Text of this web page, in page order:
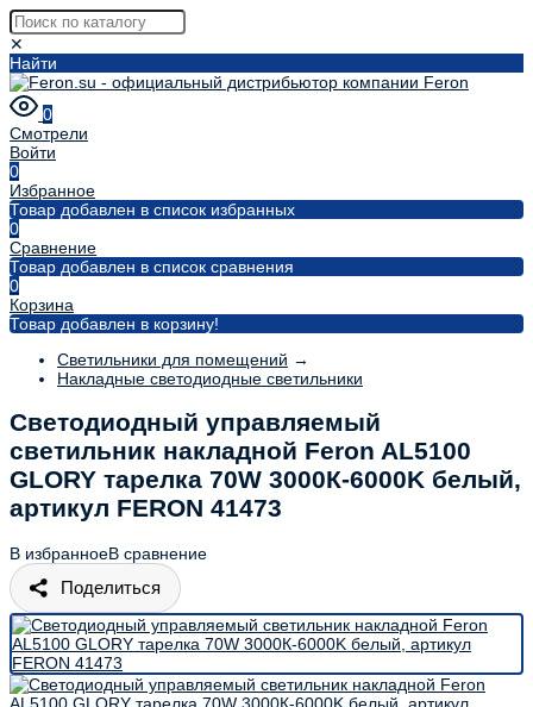
✕
Найти
0
Смотрели
Войти
0
Избранное
Товар добавлен в список избранных
0
Сравнение
Товар добавлен в список сравнения
0
Корзина
Товар добавлен в корзину!
Светильники для помещений →
Накладные светодиодные светильники
Светодиодный управляемый
светильник накладной Feron AL5100
GLORY тарелка 70W 3000К-6000K белый,
артикул FERON 41473
В избранноеВ сравнение
Поделиться